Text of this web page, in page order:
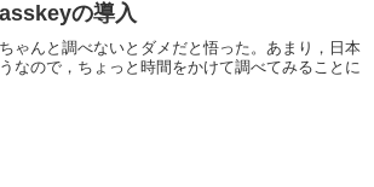
の導入
ゃんと調べないとダメだと悟った。あまり，日本
なので，ちょっと時間をかけて調べてみることに